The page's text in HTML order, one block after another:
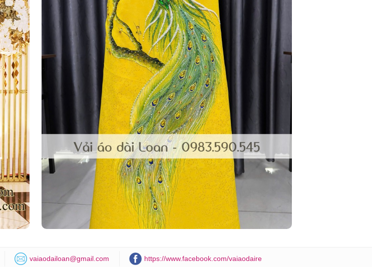
vaiaodailoan@gmail.com https://www.facebook.com/vaiaodaire